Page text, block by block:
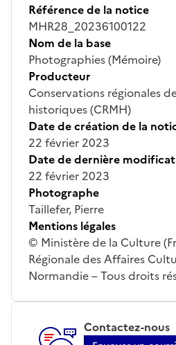
Référence de la notice
MHR28_20236100122
Nom de la base
Photographies (Mémoire)
Producteur
Conservations régionales
historiques (CRMH)
Date de création de la
22 février 2023
Date de dernière
22 février 2023
Photographe
Taillefer, Pierre
Mentions légales
© Ministère de la Culture
Régionale des Affaires
Normandie – Tous droits
Contactez-nous